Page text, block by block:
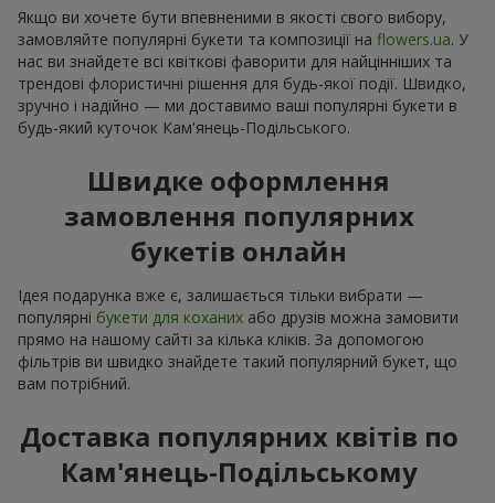
Якщо ви хочете бути впевненими в якості свого вибору,
замовляйте популярні букети та композиції на flowers.ua. У
нас ви знайдете всі квіткові фаворити для найцінніших та
трендові флористичні рішення для будь-якої події. Швидко,
зручно і надійно — ми доставимо ваші популярні букети в
будь-який куточок Кам'янець-Подільського.
Швидке оформлення
замовлення популярних
букетів онлайн
Ідея подарунка вже є, залишається тільки вибрати —
популярні букети для коханих або друзів можна замовити
прямо на нашому сайті за кілька кліків. За допомогою
фільтрів ви швидко знайдете такий популярний букет, що
вам потрібний.
Доставка популярних квітів по
Кам'янець-Подільському